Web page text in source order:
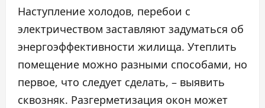
Наступление холодов, перебои с
электричеством заставляют задуматься об
энергоэффективности жилища. Утеплить
помещение можно разными способами, но
первое, что следует сделать, – выявить
сквозняк. Разгерметизация окон может